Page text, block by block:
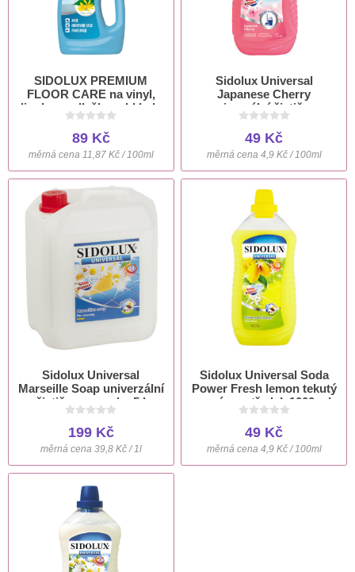
SIDOLUX PREMIUM
FLOOR CARE na vinyl,
linoleum, dlažbu, obklady
750 ml
89 Kč
měrná cena 11,87 Kč / 100ml
Sidolux Universal
Japanese Cherry
univerzální čistič na
povrchy 1000 ml
49 Kč
měrná cena 4,9 Kč / 100ml
Sidolux Universal
Marseille Soap univerzální
čistič na povrchy 5 l
199 Kč
měrná cena 39,8 Kč / 1l
Sidolux Universal Soda
Power Fresh lemon tekutý
mycí prostředek 1000 ml
49 Kč
měrná cena 4,9 Kč / 100ml